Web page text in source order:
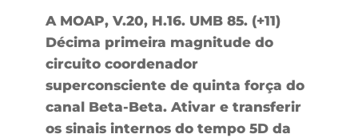
A MOAP, V.20, H.16. UMB 85. (+11)
Décima primeira magnitude do
circuito coordenador
superconsciente de quinta força do
canal Beta-Beta. Ativar e transferir
os sinais internos do tempo 5D da